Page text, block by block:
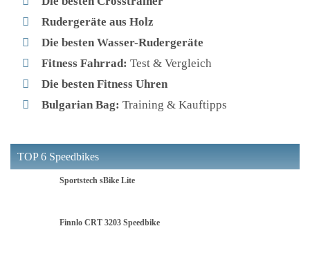
Rudergeräte aus Holz
Die besten Wasser-Rudergeräte
Fitness Fahrrad: Test & Vergleich
Die besten Fitness Uhren
Bulgarian Bag: Training & Kauftipps
TOP 6 Speedbikes
Sportstech sBike Lite
Finnlo CRT 3203 Speedbike